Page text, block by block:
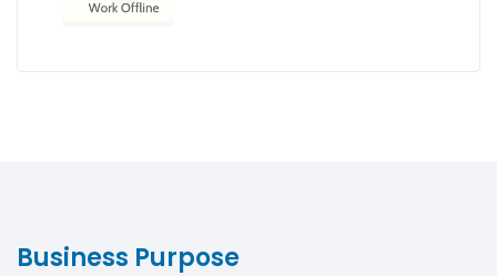
Business Purpose